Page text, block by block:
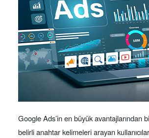
Google Ads’in en büyük avantajlarından
belirli anahtar kelimeleri arayan